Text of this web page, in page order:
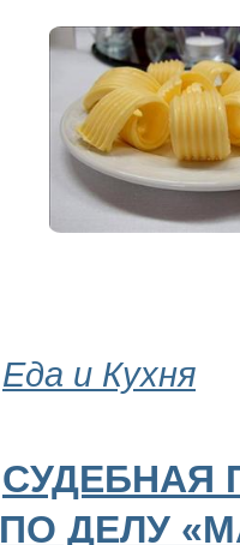
Еда и Кухня
СУДЕБНАЯ
ПО ДЕЛУ